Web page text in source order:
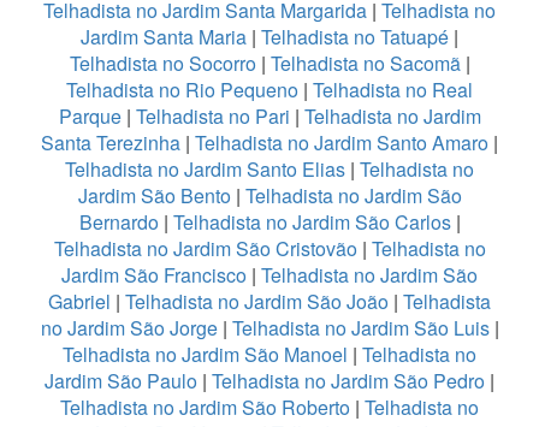
Telhadista no Jardim Santa Margarida | Telhadista no
Jardim Santa Maria | Telhadista no Tatuapé |
Telhadista no Socorro| Telhadista no Sacomã|
Telhadista no Rio Pequeno | Telhadista no Real
Parque| Telhadista no Pari | Telhadista no Jardim
Santa Terezinha | Telhadista no Jardim Santo Amaro |
Telhadista no Jardim Santo Elias | Telhadista no
Jardim São Bento| Telhadista no Jardim São
Bernardo| Telhadista no Jardim São Carlos|
Telhadista no Jardim São Cristovão| Telhadista no
Jardim São Francisco | Telhadista no Jardim São
Gabriel | Telhadista no Jardim São João | Telhadista
no Jardim São Jorge| Telhadista no Jardim São Luis|
Telhadista no Jardim São Manoel | Telhadista no
Jardim São Paulo | Telhadista no Jardim São Pedro |
Telhadista no Jardim São Roberto | Telhadista no